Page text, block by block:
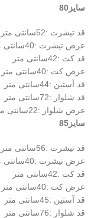
سایز80
قد تیشرت :52سانتی متر
عرض تیشرت :40سانتی متر
قد کت :42سانتی متر
عرض کت :40سانتی متر
قد آستین :44سانتی متر
قد شلوار :72سانتی متر
عرض شلوار :22سانتی متر
سایز85
قد تیشرت :56سانتی متر
عرض تیشرت :40سانتی متر
قد کت :42سانتی متر
عرض کت :40سانتی متر
قد آستین :45سانتی متر
قد شلوار :76سانتی متر